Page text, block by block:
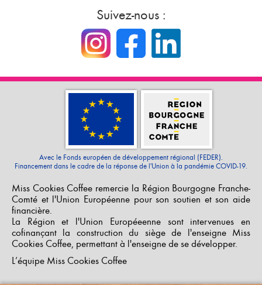
Suivez-nous :
Miss Cookies Coffee remercie la Région Bourgogne Franche-
Comté et l'Union Européenne pour son soutien et son aide
financière.
La Région et l'Union Européeenne sont intervenues en
cofinançant la construction du siège de l'enseigne Miss
Cookies Coffee, permettant à l'enseigne de se développer.
L’équipe Miss Cookies Coffee
Avec le Fonds européen de développement régional (FEDER).
Financement dans le cadre de la réponse de l'Union à la pandémie COVID-19.